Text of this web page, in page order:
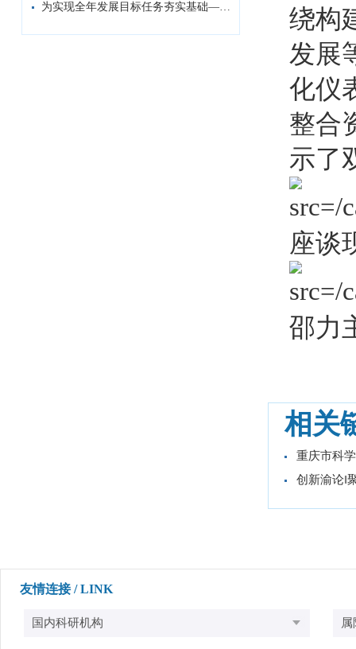
为实现全年发展目标任务夯实基础——习近平...
绕构
发展
化仪
整合
示了
座谈
邵力
相关
重庆市科
创新渝论‖
友情连接 / LINK